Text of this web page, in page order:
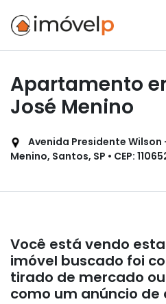
Apartamento
José Menino
Avenida Presidente Wilson
Menino, Santos, SP • CEP:
Você está vendo
imóvel buscado foi
tirado de mercado
como um anúncio de